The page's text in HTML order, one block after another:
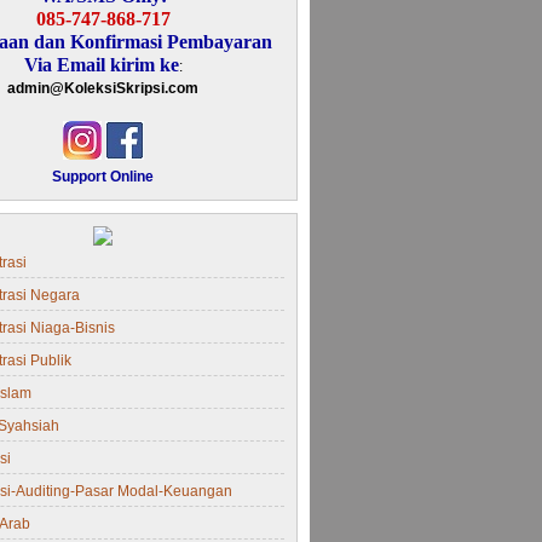
085-747-868-717
dan Konfirmasi Pembayaran
Via Email kirim ke:
admin@KoleksiSkripsi.com
Support Online
Negara
Niaga-Bisnis
Publik
Auditing-Pasar Modal-Keuangan